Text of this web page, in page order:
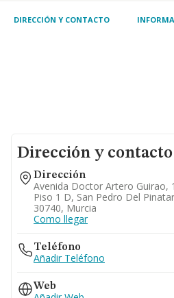
las empre
DIRECCIÓN Y CONTACTO
Dirección y contacto
Dirección
Avenida Doctor Artero Guirao,
Piso 1 D, San Pedro Del
30740, Murcia
Como llegar
Teléfono
Añadir Teléfono
Web